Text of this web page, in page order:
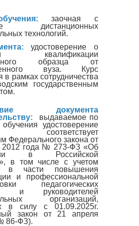
заочная с
дистанционных
технологий.
удостоверение о
квалификации
образца от
вуза. Курс
в рамках сотрудничества
государственным
документа
выдаваемое по
удостоверение
соответствует
Федерального закона от
2012 года № 273-ФЗ «Об
в Российской
в том числе с учетом
в части повышения
и профессиональной
педагогических
и руководителей
организаций,
в силу с 01.09.2025г.
закон от 21 апреля
86-ФЗ).